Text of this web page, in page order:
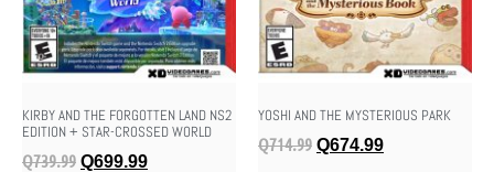
KIRBY AND THE FORGOTTEN LAND NS2
EDITION + STAR-CROSSED WORLD
Q739.99 Q699.99
YOSHI AND THE MYSTERIOUS PARK
Q714.99 Q674.99